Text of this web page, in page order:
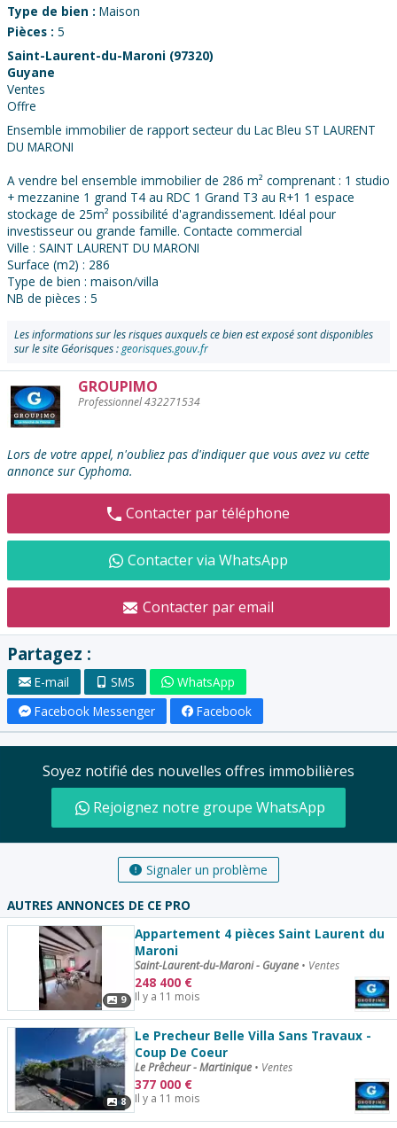
Type de bien : Maison
Pièces : 5
Saint-Laurent-du-Maroni (97320)
Guyane
Ventes
Offre
Ensemble immobilier de rapport secteur du Lac Bleu ST LAURENT
DU MARONI
A vendre bel ensemble immobilier de 286 m² comprenant : 1 studio
+ mezzanine 1 grand T4 au RDC 1 Grand T3 au R+1 1 espace
stockage de 25m² possibilité d'agrandissement. Idéal pour
investisseur ou grande famille. Contacte commercial
Ville : SAINT LAURENT DU MARONI
Surface (m2) : 286
Type de bien : maison/villa
NB de pièces : 5
Les informations sur les risques auxquels ce bien est exposé sont disponibles
sur le site Géorisques :georisques.gouv.fr
Contacter
l'annonceur
GROUPIMO
Professionnel 432271534
Lors de votre appel, n'oubliez pas d'indiquer que vous avez vu cette
annonce sur Cyphoma.
Contacter par téléphone
Contacter via WhatsApp
Contacter par email
Partagez :
E-mail SMS
WhatsApp
Facebook Messenger
Facebook
Soyez notifié des nouvelles offres immobilières
Rejoignez notre groupe WhatsApp
Signaler un problème
AUTRES ANNONCES DE CE PRO
9
Appartement 4 pièces Saint Laurent du
Maroni
Saint-Laurent-du-Maroni - Guyane • Ventes
248 400 €
Il y a 11 mois
8
Le Precheur Belle Villa Sans Travaux -
Coup De Coeur
Le Prêcheur - Martinique • Ventes
377 000 €
Il y a 11 mois